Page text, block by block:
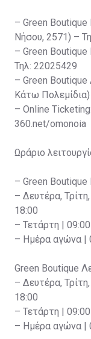
– Green
Νήσου, 2571) –
– Green
Τηλ: 22025429
– Green
Κάτω
– Online
360.net/omonoia
Ωράριο
– Green
– Δευτέρα,
18:00
– Τετάρτη |
– Ημέρα αγώνα |
Green Boutique
– Δευτέρα,
18:00
– Τετάρτη |
– Ημέρα αγώνα |